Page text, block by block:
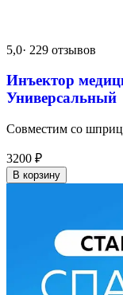
5,0· 229 отзывов
Инъектор
Универсальный
Совместим со
3200 ₽
В корзину